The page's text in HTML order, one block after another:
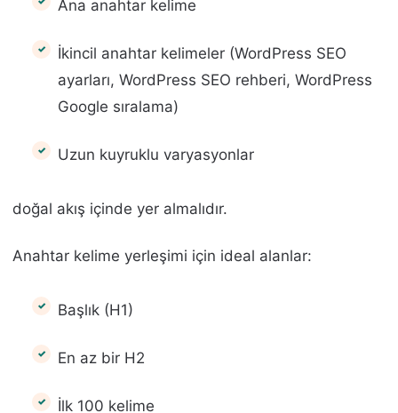
Ana anahtar kelime
İkincil anahtar kelimeler (WordPress SEO
ayarları, WordPress SEO rehberi, WordPress
Google sıralama)
Uzun kuyruklu varyasyonlar
doğal akış içinde yer almalıdır.
Anahtar kelime yerleşimi için ideal alanlar:
Başlık (H1)
En az bir H2
İlk 100 kelime